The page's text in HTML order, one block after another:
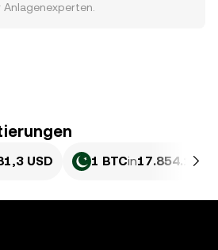
USD 1 BTCin